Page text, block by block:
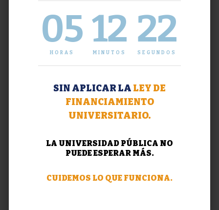
05
HORAS
12
MINUTOS
23
SEGUNDOS
SIN APLICAR LA LEY DE
FINANCIAMIENTO
UNIVERSITARIO.
LA UNIVERSIDAD PÚBLICA NO
PUEDE ESPERAR MÁS.
CUIDEMOS LO QUE FUNCIONA.